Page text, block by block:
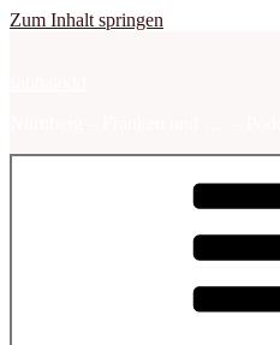
Zum Inhalt springen